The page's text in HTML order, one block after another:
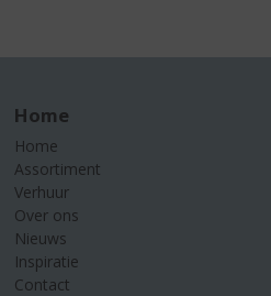
Home
Home
Assortiment
Verhuur
Over ons
Nieuws
Inspiratie
Contact